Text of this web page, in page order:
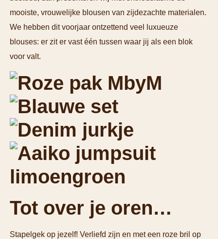
mooiste, vrouwelijke blousen van zijdezachte materialen.
We hebben dit voorjaar ontzettend veel luxueuze
blouses: er zit er vast één tussen waar jij als een blok
voor valt.
Tot over je oren…
Stapelgek op jezelf! Verliefd zijn en met een roze bril op